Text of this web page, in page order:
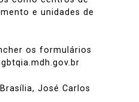
e unidades de
os formulários
José Carlos